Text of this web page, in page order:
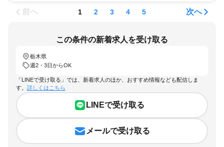
前へ 1 2 3 4 5 次へ
この条件の新着求人を受け取る
栃木県
週2・3日からOK
「LINEで受け取る」では、新着求人のほか、おすすめ情報なども配信しま
す。 詳しくはこちら
LINEで受け取る
メールで受け取る